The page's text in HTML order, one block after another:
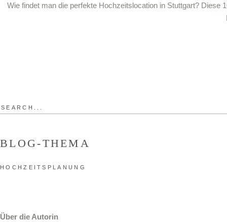
Wie findet man die perfekte Hochzeitslocation in Stuttgart? Diese
Search
BLOG-THEMA
HOCHZEITSPLANUNG
Über die Autorin